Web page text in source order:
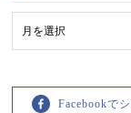
Facebookで